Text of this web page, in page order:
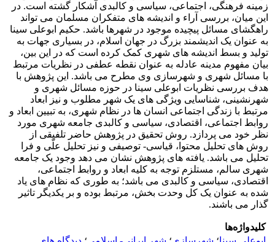
زمینه فرهنگی، اجتماعی، سیاسی و کالبدی آشکار گشته است. در
این میان، بررسی آراء و اندیشه های متفکران مسلمان می تواند
راهگشای مسائل پیچیده موجود در شهرها باشد. حکیم ابوعلی سینا
به عنوان یک اندیشمند بزرگ در جهان اسلام، در بسیاری جهات به
تولید و بسط اندیشه های شهری کمک کرده است که در این بین،
بیان مفهوم مدینه عادله به عنوان نقطه عطفی در نظریات مرتبط
با مسائل شهری و شهرسازی وی مطرح می باشد. این پژوهش با
هدف بررسی نظریات ابوعلی سینا در حوزه مسائل شهری و
شهرنشینی، شناسایی ویژگی های یک شهر مطلوب و نیز ابعاد
مرتبط با زندگی اجتماعی انسان ها در نظام شهری، به تبیین ابعاد و
روابط اجتماعی، اقتصادی، سیاسی و کالبدی جامعه شهری مورد
نظر خود می پردازد. روش تحقیق در پژوهش حاضر تلفیقی از
روش های تحلیل محتوا، قیاسی- توصیفی و نیز تحلیل علّی و فرا
تحلیل می باشد. یافته های پژوهش نشان می دهد وجود یک جامعه
شهری سالم، مستلزم توجه به کلیه ابعاد و روابط اجتماعی،
اقتصادی، سیاسی و کالبدی می باشد؛ به طوری که نظام های یاد
شده به عنوان یک کل وحدت بخش، مرتبط بوده و بر یکدیگر تاثیر
گذار می باشند.
کلیدواژه‌ها